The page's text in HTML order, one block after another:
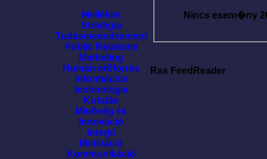
Melléklet
Stratégia
Tudásmenedzsment
Public Relations
Marketing
Humán erõforrás
Információs
technológia
Kutatás
Minõség és
Innováció
Interjú
Motíváció
Kommunikáció
Nincs esem�ny
Rss FeedReader